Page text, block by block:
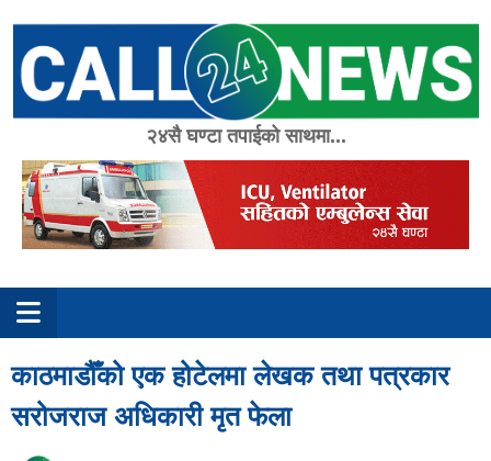
content
२४सै घण्टा तपाईको साथमा...
काठमाडौँको एक होटेलमा लेखक तथा पत्रकार
सरोजराज अधिकारी मृत फेला